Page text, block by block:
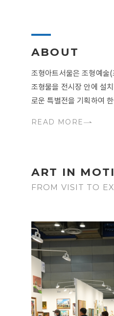
ABOUT
조형아트서울은 조형예술
조형물을 전시장 안에 설
로운 특별전을 기획하여
READ MORE
ART IN
FROM VISIT TO